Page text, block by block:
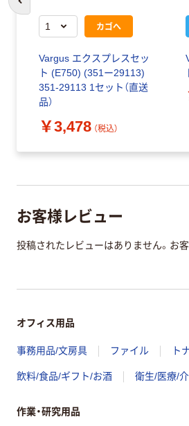
カゴへ
Vargus エクスプレスセッ
ト (E750) (351ー29113)
351-29113 1セット（直送
品）
￥3,478 （税込）
お客様レビュー
投稿されたレビューはありません。お
オフィス用品
事務用品/文房具 ファイル ト
飲料/食品/ギフト/お酒 衛生/医療/
作業・研究用品